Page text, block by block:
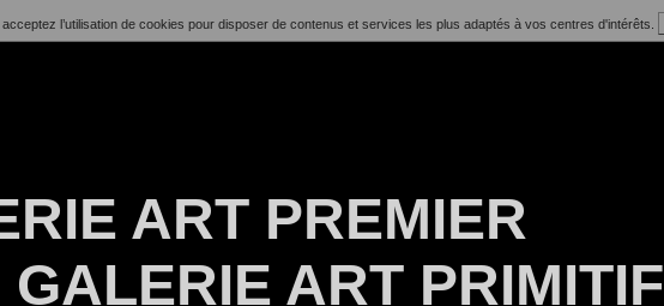
l’utilisation de cookies pour disposer de contenus et services les plus adaptés à vos centres d'intérêts.
ART PREMIER
ART PRIMITIF